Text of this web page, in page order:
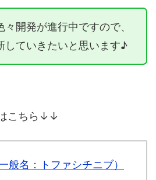
々開発が進行中ですので、
していきたいと思います♪
こちら↓↓
般名：トファシチニブ）